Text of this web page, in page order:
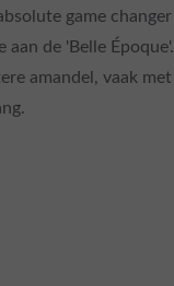
game
aan de 'Belle
amandel, vaak